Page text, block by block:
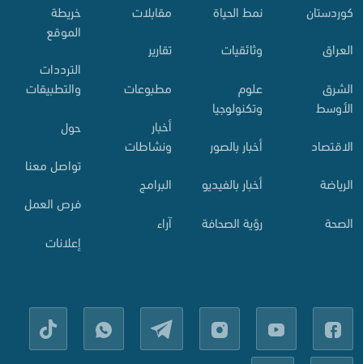
کوردستان
العراق
الشرق
الأوسط
الاقتصاد
الرياضة
الصحة
نمط الحياة
وثائقيات
علوم
وتكنولوجيا
أخبار بالصور
أخبار بالفيديو
رؤية الصحافة
مقابلات
تقارير
مطبوعات
أخبار
ونشاطات
البرامج
آراء
خريطة
الموقع
الترددات
والتطبيقات
حول
تواصل معنا
فرص العمل
إعلانات